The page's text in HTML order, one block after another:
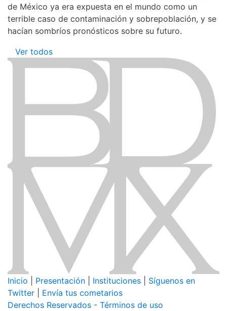
de México ya era expuesta en el mundo como un
terrible caso de contaminación y sobrepoblación, y se
hacían sombríos pronósticos sobre su futuro.
Ver todos
Inicio Presentación Instituciones
Síguenos en
Twitter
Envía tus cometarios
Derechos Reservados - Términos de uso